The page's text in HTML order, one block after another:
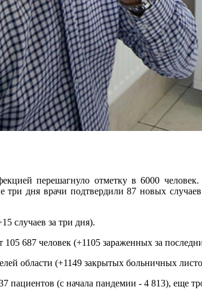
перешагнуло отметку в 6000
три дня врачи подтвердили 87 новых
случаев за три дня).
687 человек (+1105 зараженных за
области (+1149 закрытых больничных
пациентов (с начала пандемии - 4 813), еще